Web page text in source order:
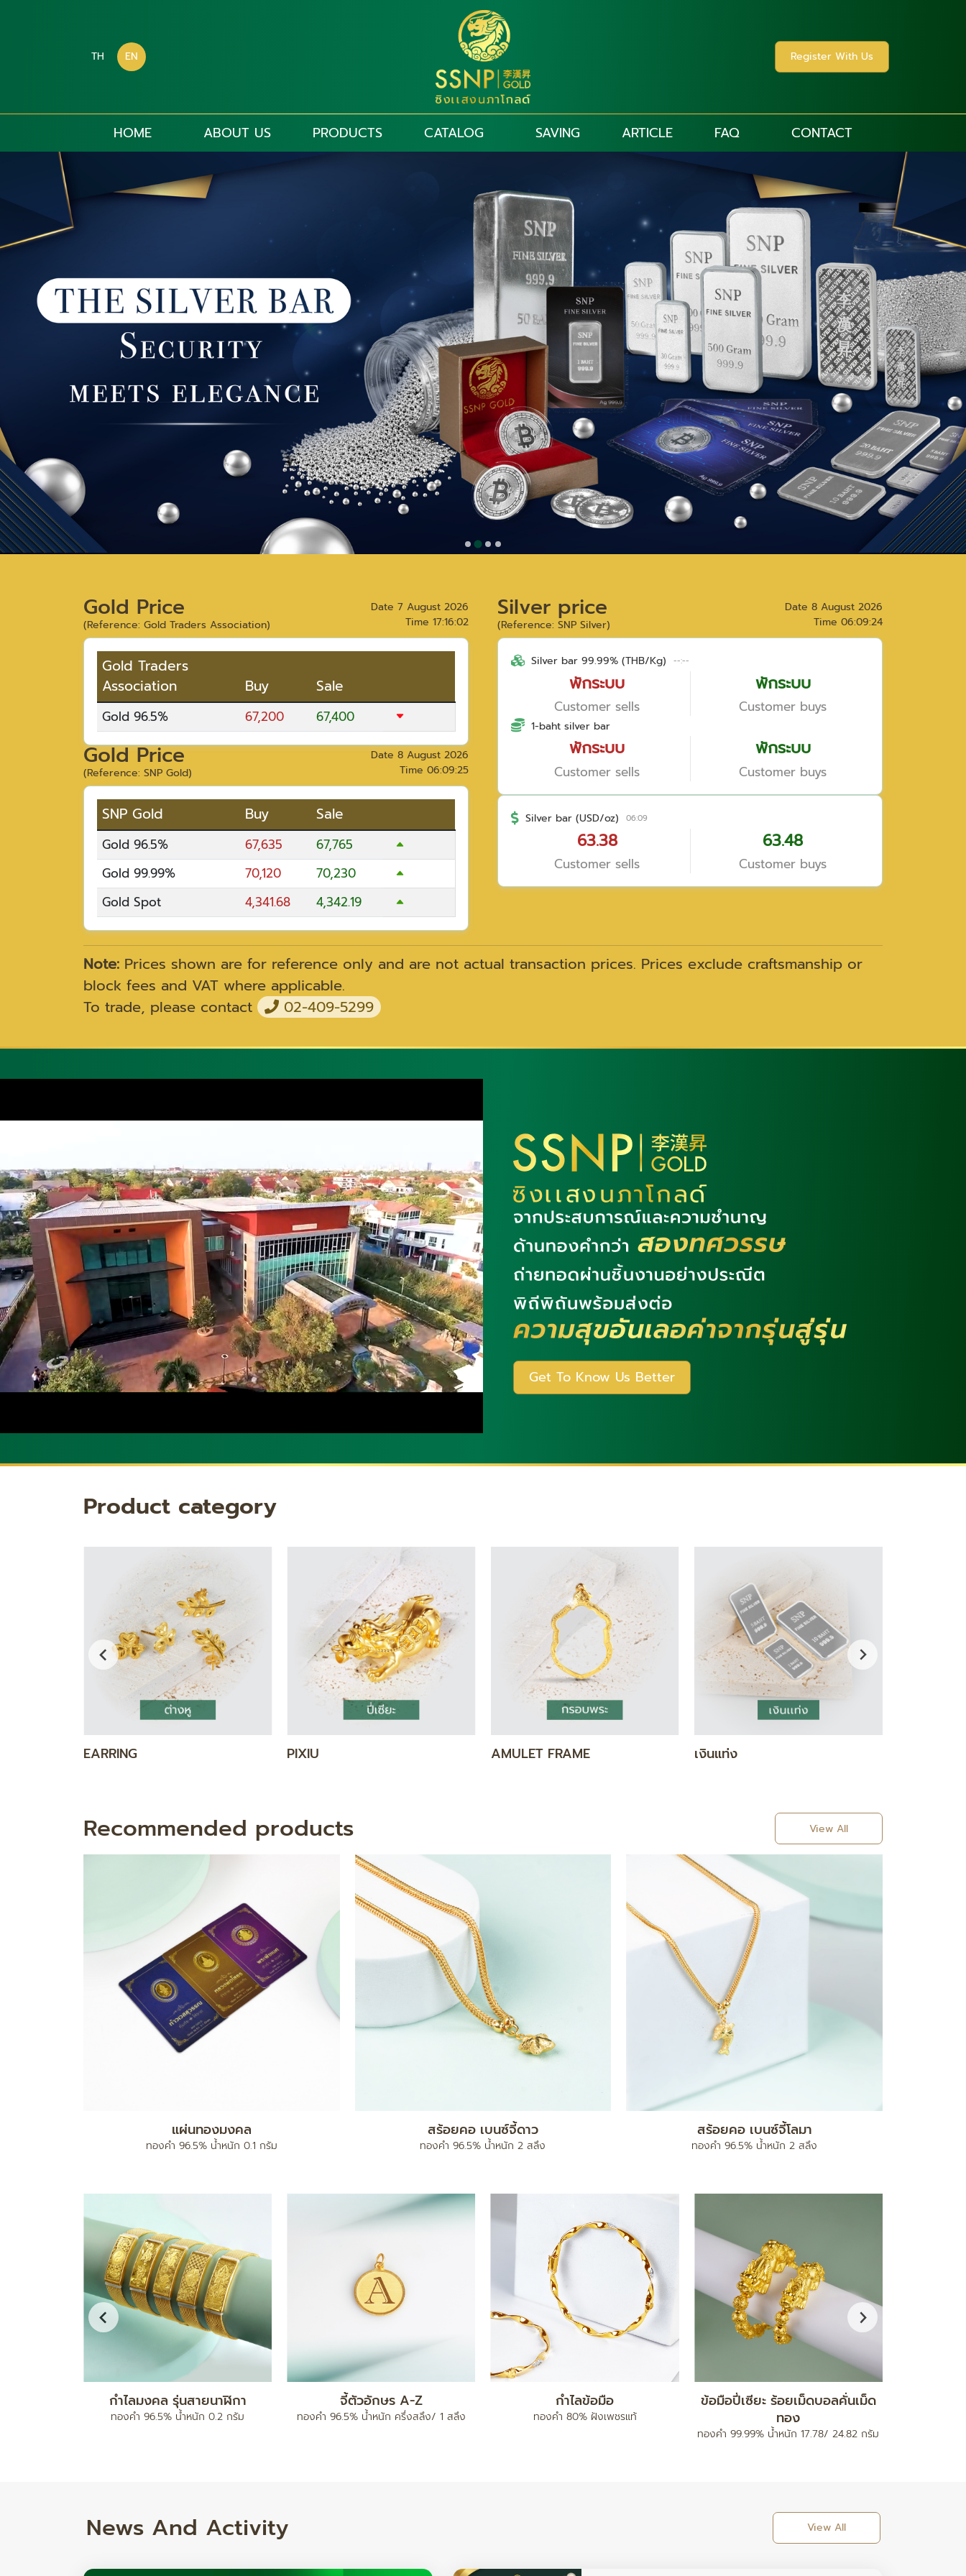
TH EN Register With Us
HOME ABOUT US PRODUCTS CATALOG SAVING ARTICLE FAQ CONTACT
Gold Price
(Reference: Gold Traders Association)
Date 7 August 2026
Time 17:16:02
Gold Traders
Association
Buy Sale
Gold 96.5% 67,200 67,400
Gold Price
(Reference: SNP Gold)
Date 8 August 2026
Time 06:09:25
SNP Gold Buy Sale
Gold 96.5% 67,635
67,765
Gold 99.99%
70,120
70,230
Gold Spot
4,341.68 4,342.19
Silver price
(Reference: SNP Silver)
Date 8 August 2026
Time 06:09:24
Silver bar 99.99% (THB/Kg) --:--
พักระบบ
Customer sells
พักระบบ
Customer buys
1-baht silver bar
พักระบบ
Customer sells
พักระบบ
Customer buys
Silver bar (USD/oz) 06:09
63.38
Customer sells
63.48
Customer buys
Note: Prices shown are for reference only and are not actual transaction prices. Prices exclude craftsmanship or
block fees and VAT where applicable.
To trade, please contact
02-409-5299
Get To Know Us Better
Product category
DIAMOND GOLD SET GOLD BAR NECKLACE BRASCELET
Recommended products View All
แผ่นทองมงคล
ทองคำ 96.5% น้ำหนัก 0.1 กรัม
สร้อยคอ เบนซ์จี้ดาว
ทองคำ 96.5% น้ำหนัก 2 สลึง
สร้อยคอ เบนซ์จี้โลมา
ทองคำ 96.5% น้ำหนัก 2 สลึง
สร้อยข้อมือ เบนซ์มีนาปะคำจี้หัวใจ
ทองคำ 96.5% น้ำหนัก 2 สลึง
แหวน เต่าไป๊
ทองคำ 96.5% น้ำหนัก ครึ่งสลึง / 1 สลึง /
ทองคำแท่ง 5 บาท
ทองคำ 96.5% น้ำหนัก 5 บาท
กำไลมงคล รุ่นสายนาฬิกา
ทองคำ 96.5% น้ำหนัก 0.2 กรัม
News And Activity View All